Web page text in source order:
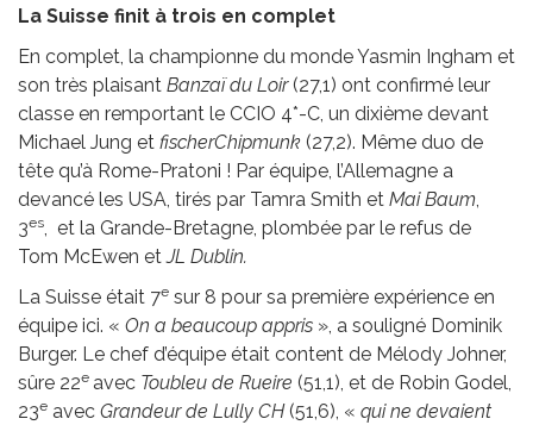
La Suisse finit à trois en complet
En complet, la championne du monde Yasmin Ingham et
son très plaisant Banzaï du Loir(27,1) ont confirmé leur
classe en remportant le CCIO 4*-C, un dixième devant
Michael Jung et fischerChipmunk (27,2). Même duo de
tête qu’à Rome-Pratoni ! Par équipe, l’Allemagne a
devancé les USA, tirés par Tamra Smith et Mai Baum,
3es, et la Grande-Bretagne, plombée par le refus de
Tom McEwen etJL Dublin.
La Suisse était 7e sur 8 pour sa première expérience en
équipe ici. « On a beaucoup appris », a souligné Dominik
Burger. Le chef d’équipe était content de Mélody Johner,
sûre 22e avec Toubleu de Rueire (51,1), et de Robin Godel,
23e avec Grandeur de Lully CH(51,6), « qui ne devaient